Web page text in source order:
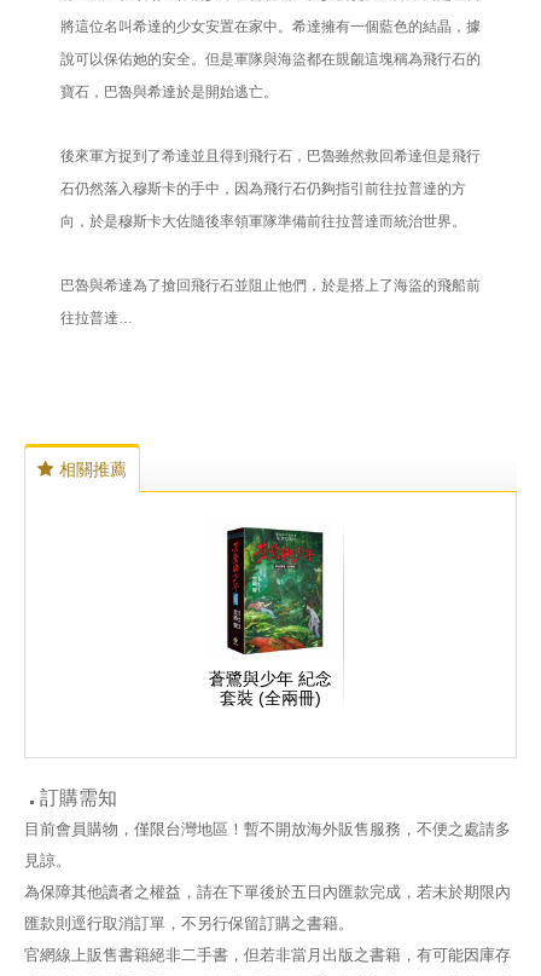
將這位名叫希達的少女安置在家中。希達擁有一個藍色的結晶，據
說可以保佑她的安全。但是軍隊與海盜都在覬覦這塊稱為飛行石的
寶石，巴魯與希達於是開始逃亡。
後來軍方捉到了希達並且得到飛行石，巴魯雖然救回希達但是飛行
石仍然落入穆斯卡的手中，因為飛行石仍夠指引前往拉普達的方
向，於是穆斯卡大佐隨後率領軍隊準備前往拉普達而統治世界。
巴魯與希達為了搶回飛行石並阻止他們，於是搭上了海盜的飛船前
往拉普達…
相關推薦
蒼鷺與少年 紀念
套裝 (全兩冊)
訂購需知
目前會員購物，僅限台灣地區！暫不開放海外販售服務，不便之處請多
見諒。
為保障其他讀者之權益，請在下單後於五日內匯款完成，若未於期限內
匯款則逕行取消訂單，不另行保留訂購之書籍。
官網線上販售書籍絕非二手書，但若非當月出版之書籍，有可能因庫存